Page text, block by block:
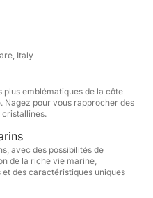
marins incroyables
immaculées, des
grottes cachées
la baignade, la
up paddle (SUP), vous
dans les eaux
Italy
emblématiques de la côte
Nagez pour vous rapprocher des
cristallines.
avec des possibilités de
de la riche vie marine,
des caractéristiques uniques